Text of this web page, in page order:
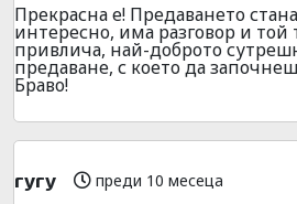
Прекрасна е! Предаването стана
интересно, има разговор и той
привлича, най-доброто
предаване, с което да
Браво!
гугу преди 10 месеца